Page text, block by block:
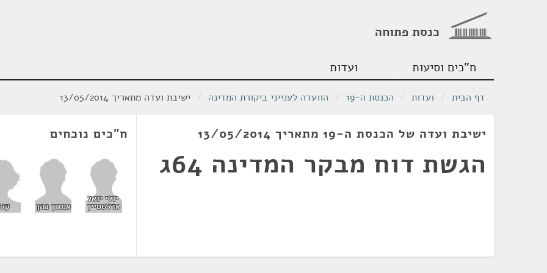
כנסת פתוחה
ח"כים וסיעות ועדות
דף הבית / ועדות / הכנסת ה-19 / הוועדה לענייני ביקורת המדינה / ישיבת ועדה מתאריך 13/05/2014
ישיבת ועדה של הכנסת ה-19 מתאריך 13/05/2014
הגשת דוח מבקר המדינה 64ג
ח"כים נוכחים
יולי יואל
אדלשטיין אמנון כהן